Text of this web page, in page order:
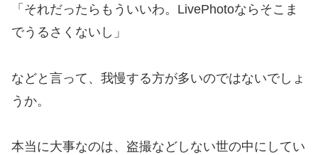
「それだったらもういいわ。LivePhotoならそこま
でうるさくないし」
などと言って、我慢する方が多いのではないでしょ
うか。
本当に大事なのは、盗撮などしない世の中にしてい